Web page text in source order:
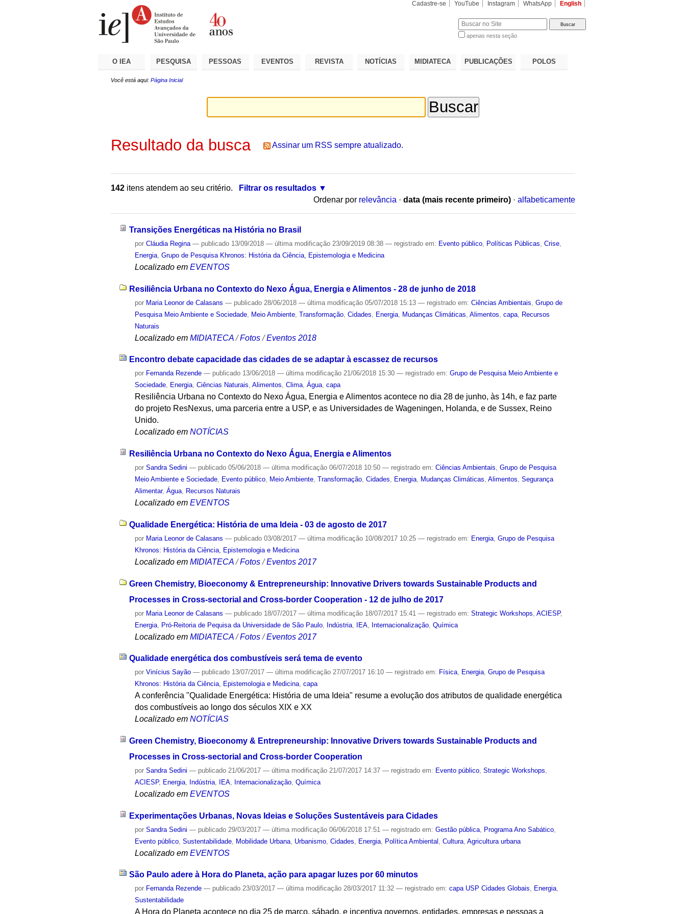
Cadastre-se YouTube Instagram WhatsApp English
apenas nesta seção
O IEA PESQUISA PESSOAS EVENTOS REVISTA NOTÍCIAS MIDIATECA PUBLICAÇÕES POLOS
Você está aqui: Página Inicial
Resultado da busca Assinar um RSS sempre atualizado.
142 itens atendem ao seu critério.
Filtrar os resultados
Ordenar por relevância · data (mais recente primeiro) · alfabeticamente
Transições Energéticas na História no Brasil
porCláudia Regina — publicado 13/09/2018— última modificação 23/09/2019 08:38— registrado em: Evento público Políticas Públicas ,Crise
Energia ,Grupo de Pesquisa Khronos: História da Ciência, Epistemologia e Medicina
Localizado em EVENTOS
Resiliência Urbana no Contexto do Nexo Água, Energia e Alimentos - 28 de junho de 2018
por Maria Leonor de Calasans — publicado 28/06/2018— última modificação 05/07/2018 15:13— registrado em:Ciências Ambientais ,Grupo de
Pesquisa Meio Ambiente e Sociedade Meio Ambiente ,Transformação ,Cidades Energia Mudanças Climáticas ,Alimentos ,capa Recursos
Naturais
Localizado em MIDIATECA /Fotos /Eventos 2018
Encontro debate capacidade das cidades de se adaptar à escassez de recursos
por Fernanda Rezende — publicado 13/06/2018— última modificação 21/06/2018 15:30— registrado em:Grupo de Pesquisa Meio Ambiente e
Sociedade, Energia,Ciências Naturais,Alimentos,Clima,Água,capa
Resiliência Urbana no Contexto do Nexo Água, Energia e Alimentos acontece no dia 28 de junho, às 14h, e faz parte
do projeto ResNexus, uma parceria entre a USP, e as Universidades de Wageningen, Holanda, e de Sussex, Reino
Unido.
Localizado em NOTÍCIAS
Resiliência Urbana no Contexto do Nexo Água, Energia e Alimentos
porSandra Sedini — publicado 05/06/2018— última modificação 06/07/2018 10:50— registrado em:Ciências Ambientais,Grupo de Pesquisa
Meio Ambiente e Sociedade, Evento público, Meio Ambiente,Transformação,Cidades, Energia, Mudanças Climáticas,Alimentos,Segurança
Alimentar,Água, Recursos Naturais
Localizado em EVENTOS
Qualidade Energética: História de uma Ideia - 03 de agosto de 2017
por Maria Leonor de Calasans — publicado 03/08/2017— última modificação 10/08/2017 10:25— registrado em: Energia ,Grupo de Pesquisa
Khronos: História da Ciência, Epistemologia e Medicina
Localizado em MIDIATECA /Fotos /Eventos 2017
Green Chemistry, Bioeconomy & Entrepreneurship: Innovative Drivers towards Sustainable Products and
Processes in Cross-sectorial and Cross-border Cooperation - 12 de julho de 2017
por Maria Leonor de Calasans — publicado 18/07/2017— última modificação 18/07/2017 15:41— registrado em:Strategic Workshops ,ACIESP,
Energia Pró-Reitoria de Pequisa da Universidade de São Paulo Indústria IEA Internacionalização ,Química
Localizado em MIDIATECA /Fotos /Eventos 2017
Qualidade energética dos combustíveis será tema de evento
porVinícius Sayão — publicado 13/07/2017— última modificação 27/07/2017 16:10— registrado em: Física, Energia,Grupo de Pesquisa
Khronos: História da Ciência, Epistemologia e Medicina,capa
A conferência "Qualidade Energética: História de uma Ideia" resume a evolução dos atributos de qualidade energética
dos combustíveis ao longo dos séculos XIX e XX
Localizado em NOTÍCIAS
Green Chemistry, Bioeconomy & Entrepreneurship: Innovative Drivers towards Sustainable Products and
Processes in Cross-sectorial and Cross-border Cooperation
porSandra Sedini — publicado 21/06/2017— última modificação 21/07/2017 14:37— registrado em: Evento público ,Strategic Workshops
ACIESP, Energia Indústria IEA Internacionalização ,Química
Localizado em EVENTOS
Experimentações Urbanas, Novas Ideias e Soluções Sustentáveis para Cidades
porSandra Sedini — publicado 29/03/2017— última modificação 06/06/2018 17:51— registrado em:Gestão pública Programa Ano Sabático
Evento público ,Sustentabilidade Mobilidade Urbana Urbanismo ,Cidades Energia Política Ambiental ,Cultura ,Agricultura urbana
Localizado em EVENTOS
São Paulo adere à Hora do Planeta, ação para apagar luzes por 60 minutos
por Fernanda Rezende — publicado 23/03/2017— última modificação 28/03/2017 11:32— registrado em:capa USP Cidades Globais, Energia,
Sustentabilidade
A Hora do Planeta acontece no dia 25 de março, sábado, e incentiva governos, entidades, empresas e pessoas a